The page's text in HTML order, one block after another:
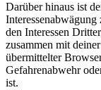
Darüber hinaus ist
den Interessen
zusammen mit
übermittelter
Gefahrenabwehr
ist.